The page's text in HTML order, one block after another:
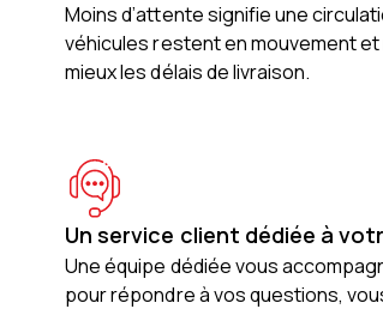
Moins d’attente signifie une
véhicules restent en mouvement
mieux les délais de livraison.
Un service client dédiée à
Une équipe dédiée vous
pour répondre à vos questions,